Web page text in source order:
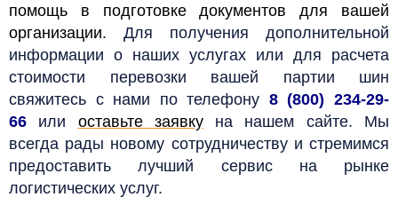
помощь в подготовке документов для вашей
организации. Для получения дополнительной
информации о наших услугах или для расчета
стоимости перевозки вашей партии шин
свяжитесь с нами по телефону 8 (800) 234-29-
66
или оставьте заявку
на нашем сайте. Мы
всегда рады новому сотрудничеству и стремимся
предоставить лучший сервис на рынке
логистических услуг.